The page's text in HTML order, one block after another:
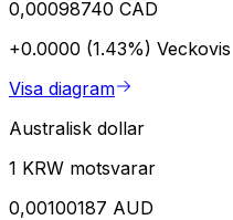
0,00098740 CAD
+0.0000 (1.43%) Veckovis
Visa diagram
Australisk dollar
1 KRW motsvarar
0,00100187 AUD